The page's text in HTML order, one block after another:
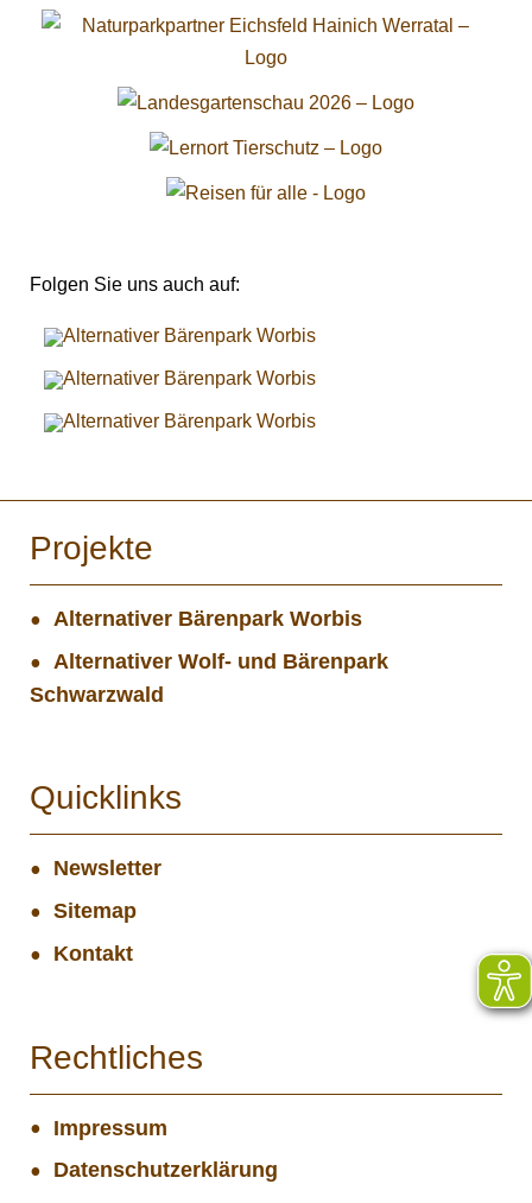
Folgen Sie uns auch auf:
Projekte
Alternativer Bärenpark Worbis
Alternativer Wolf- und Bärenpark
Schwarzwald
Quicklinks
Newsletter
Sitemap
Kontakt
Rechtliches
Impressum
Datenschutzerklärung